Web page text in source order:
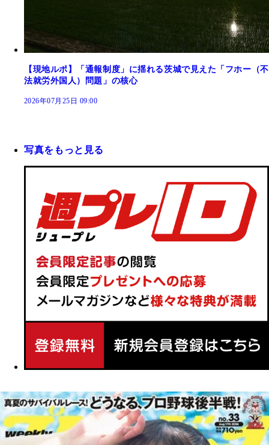
【現地ルポ】「通報制度」に揺れる茨城で見えた「フホー（不
法就労外国人）問題」の核心
2026年07月25日 09:00
写真をもっと見る